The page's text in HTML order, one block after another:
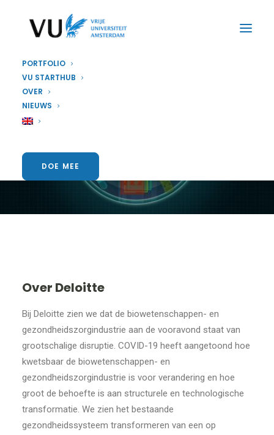
PORTFOLIO
VU STARTHUB
OVER
NIEUWS
DOE MEE
Onze partner Deloitte
Over Deloitte
Bij Deloitte zien we dat de biowetenschappen- en
gezondheidszorgindustrie aan de vooravond staat van
grootschalige disruptie. COVID-19 heeft aangetoond hoe
kwetsbaar de biowetenschappen- en
gezondheidszorgindustrie is voor verandering en hoe
groot de behoefte is aan structurele en technologische
transformatie. We zien het bestaande
gezondheidssysteem transformeren van een op